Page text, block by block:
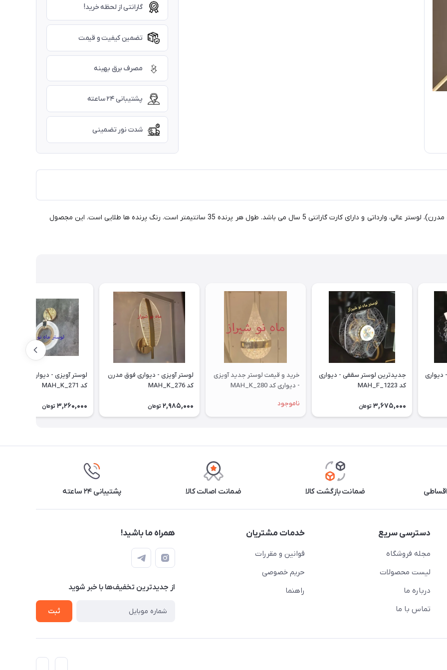
گارانتی از لحظه خرید!
تضمین کیفیت و قیمت
مصرف برق بهینه
پشتیبانی ۲۴ ساعته
شدت نور تضمینی
لوستر فوق مدرن و فوق لوکس طرح دو پرنده دیواری (طرح پست مدرن)، لوستر عالی، وارداتی و دارای کارت گارانتی 5 سال می باشد. طول هر پرنده 35 سانتیمتر است. رنگ پرنده ها طلایی است. این مجصول
جدیدترین لوستر سقفی - دیواری
کد MAH_F_1223
3,675,000 تومان
خرید و قیمت لوستر جدید آویزی
- دیواری کد MAH_K_280
ناموجود
لوستر آویزی - دیواری فوق مدرن
کد MAH_K_276
2,985,000 تومان
لوستر آویزی - دیواری فوق مدرن
کد MAH_K_271
3,260,000 تومان
ضمانت بازگشت کالا ضمانت اصالت کالا پشتیبانی ۲۴ ساعته
دسترسی سریع
مجله فروشگاه
لیست محصولات
درباره ما
تماس با ما
خدمات مشتریان
قوانین و مقررات
حریم خصوصی
راهنما
همراه ما باشید!
از جدید‌ترین تخفیف‌ها با‌ خبر شوید
ثبت